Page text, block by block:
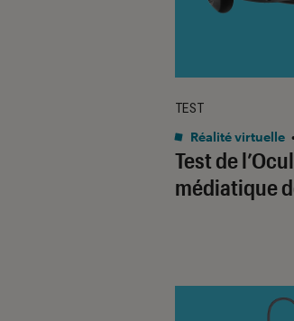
Test de
médiatique
TEST
Réalité virtuelle